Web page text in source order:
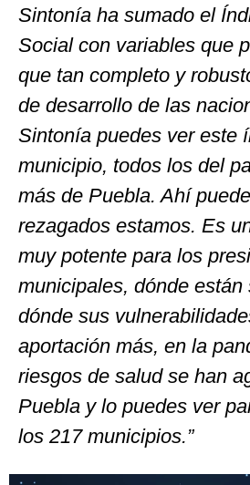
Sintonía ha sumado el
Social con variables que
que tan completo y
de desarrollo de las
Sintonía puedes ver este
municipio, todos los del
más de Puebla. Ahí
rezagados estamos. Es
muy potente para los
municipales, dónde están
dónde sus
aportación más, en la
riesgos de salud se han
Puebla y lo puedes ver
los 217 municipios.”